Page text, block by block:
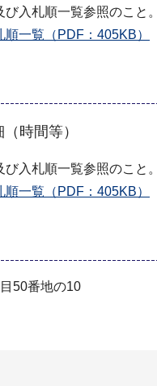
入札順一覧参照のこと。
一覧（PDF：405KB）
時間等）
入札順一覧参照のこと。
一覧（PDF：405KB）
50番地の10